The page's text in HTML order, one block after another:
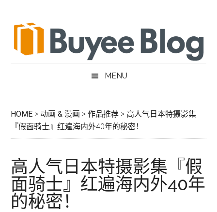
secondary
MENU
HOME >动画 & 漫画 >作品推荐 > 高人气日本特摄影集
『假面骑士』红遍海内外40年的秘密！
高人气日本特摄影集『假
面骑士』红遍海内外40年
的秘密！